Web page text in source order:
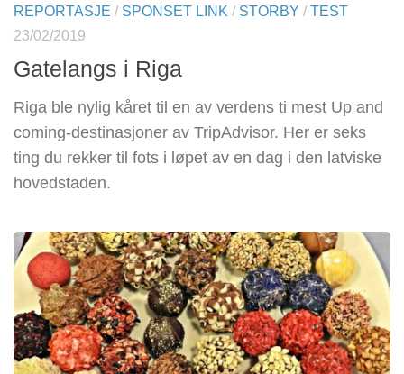
REPORTASJE / SPONSET LINK / STORBY / TEST
23/02/2019
Gatelangs i Riga
Riga ble nylig kåret til en av verdens ti mest Up and
coming-destinasjoner av TripAdvisor. Her er seks
ting du rekker til fots i løpet av en dag i den latviske
hovedstaden.